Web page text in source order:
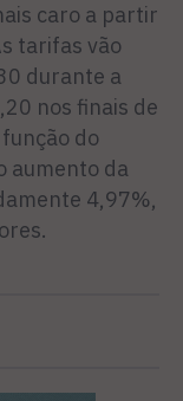
caro a partir
tarifas vão
durante a
nos finais de
do
aumento da
4,97%,